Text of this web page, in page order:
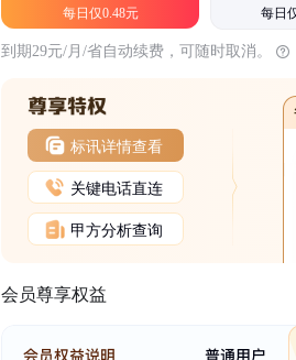
每日仅0.48元 每日
到期29元/月/省自动续费，可随时取消。
标讯详情查看
关键电话直连
甲方分析查询
会员尊享权益